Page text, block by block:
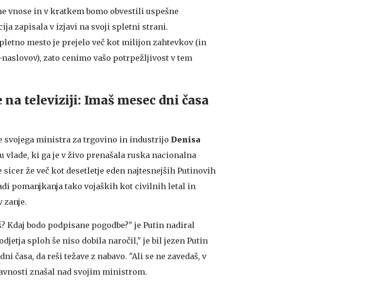
vnose in v kratkem bomo obvestili uspešne
zapisala v izjavi na svoji spletni strani.
mesto je prejelo več kot milijon zahtevkov (in
zato cenimo vašo potrpežljivost v tem
televiziji: Imaš mesec dni časa
svojega ministra za trgovino in industrijo Denisa
vlade, ki ga je v živo prenašala ruska nacionalna
že več kot desetletje eden najtesnejših Putinovih
pomanjkanja tako vojaških kot civilnih letal in
zanje.
Kdaj bodo podpisane pogodbe?" je Putin nadiral
sploh še niso dobila naročil," je bil jezen Putin
časa, da reši težave z nabavo. "Ali se ne zavedaš, v
znašal nad svojim ministrom.